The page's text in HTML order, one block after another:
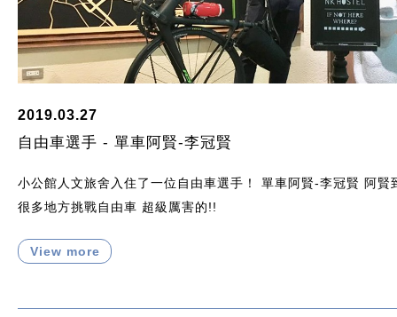
2019.03.27
自由車選手 - 單車阿賢-李冠賢
小公館人文旅舍入住了一位自由車選手！ 單車阿賢-李冠賢 阿賢
很多地方挑戰自由車 超級厲害的!!
View more